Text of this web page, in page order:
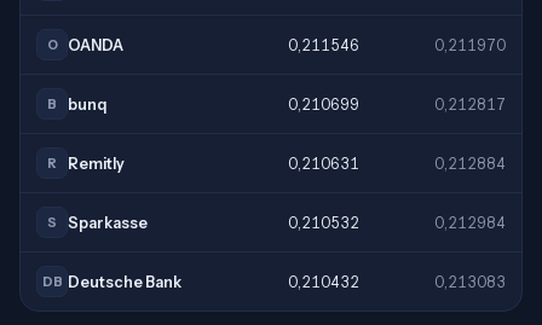
O OANDA 0,211546 0,211970
B bunq 0,210699 0,212817
R Remitly 0,210631 0,212884
S Sparkasse 0,210532 0,212984
DB Deutsche Bank 0,210432 0,213083